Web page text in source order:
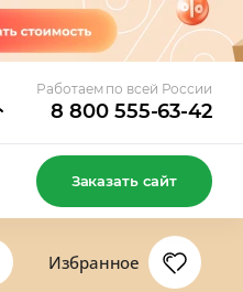
Работаем по всей России
8 800 555-63-42
Заказать сайт
Избранное